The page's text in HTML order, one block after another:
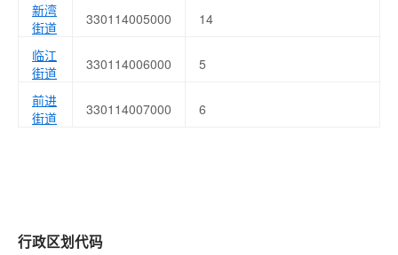
新湾
街道
330114005000 14
临江
街道
330114006000 5
前进
街道
330114007000 6
行政区划代码